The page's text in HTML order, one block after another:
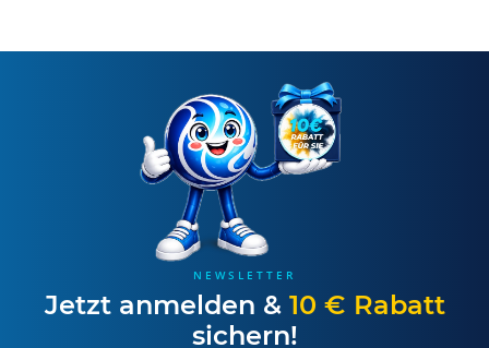
NEWSLETTER
Jetzt anmelden & 10 € Rabatt
sichern!